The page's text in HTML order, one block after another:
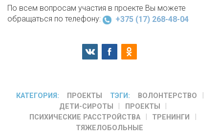
По всем вопросам участия в проекте Вы можете
обращаться по телефону:
+375 (17) 268-48-04
КАТЕГОРИЯ: ПРОЕКТЫ ТЭГИ:
ВОЛОНТЕРСТВО
ДЕТИ-СИРОТЫ
ПРОЕКТЫ
ПСИХИЧЕСКИЕ РАССТРОЙСТВА
ТРЕНИНГИ
ТЯЖЕЛОБОЛЬНЫЕ